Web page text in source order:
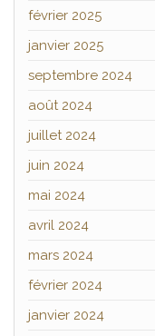
février 2025
janvier 2025
septembre 2024
août 2024
juillet 2024
juin 2024
mai 2024
avril 2024
mars 2024
février 2024
janvier 2024